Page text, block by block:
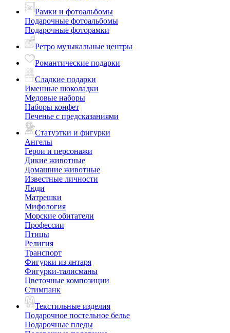
Рамки и фотоальбомы
Подарочные фотоальбомы
Подарочные фоторамки
Ретро музыкальные центры
Романтические подарки
Сладкие подарки
Именные шоколадки
Медовые наборы
Наборы конфет
Печенье с предсказаниями
Статуэтки и фигурки
Ангелы
Герои и персонажи
Дикие животные
Домашние животные
Известные личности
Люди
Матрешки
Мифология
Морские обитатели
Профессии
Птицы
Религия
Транспорт
Фигурки из янтаря
Фигурки-талисманы
Цветочные композиции
Стимпанк
Текстильные изделия
Подарочное постельное белье
Подарочные пледы